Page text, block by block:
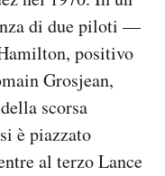
di due piloti —
positivo
Grosjean,
scorsa
è piazzato
al terzo Lance